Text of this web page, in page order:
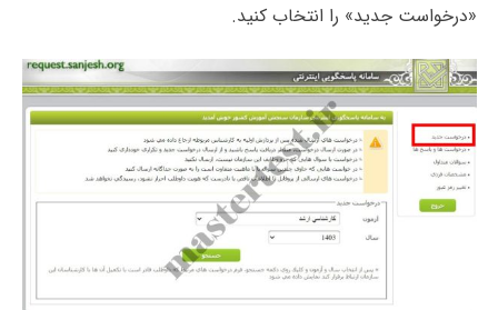
«درخواست جدید» را انتخاب کنید.